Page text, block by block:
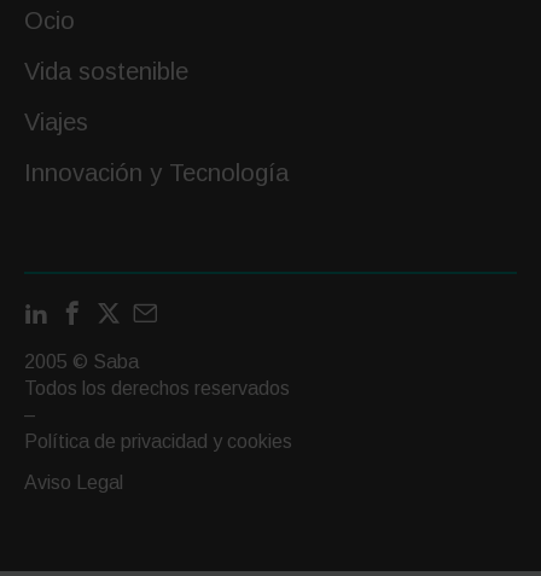
Ocio
Vida sostenible
Viajes
Innovación y Tecnología
LinkedIn
FacebookContactar
email
2005 © Saba
Todos los derechos reservados
–
Política de privacidad y cookies
Aviso Legal